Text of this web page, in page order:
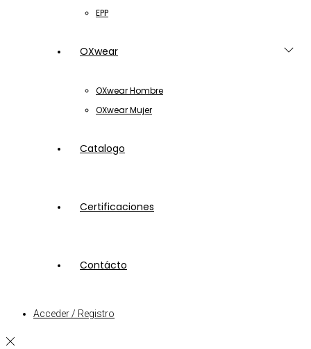
EPP
OXwear
OXwear Hombre
OXwear Mujer
Catalogo
Certificaciones
Contácto
Acceder / Registro